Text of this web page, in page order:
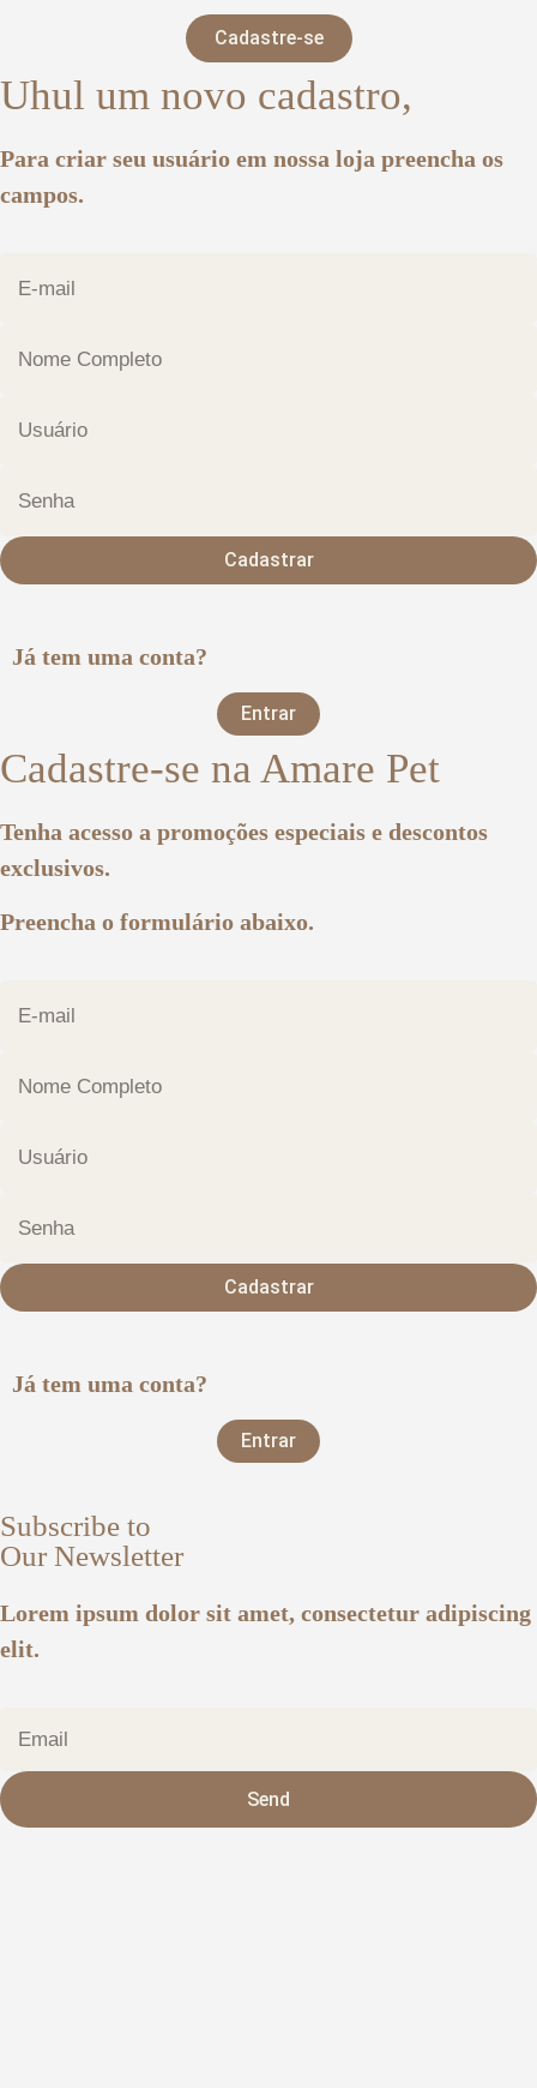
Cadastre-se
Uhul um novo cadastro,
Para criar seu usuário em nossa loja preencha os
campos.
Cadastrar
Já tem uma conta?
Entrar
Cadastre-se na Amare Pet
Tenha acesso a promoções especiais e descontos
exclusivos.
Preencha o formulário abaixo.
Cadastrar
Já tem uma conta?
Entrar
Subscribe to
Our Newsletter
Lorem ipsum dolor sit amet, consectetur adipiscing
elit.
Send